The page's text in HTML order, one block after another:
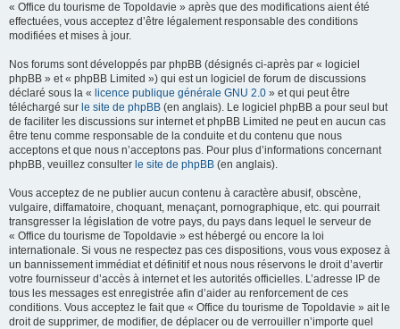
« Office du tourisme de Topoldavie » après que des modifications aient été
effectuées, vous acceptez d’être légalement responsable des conditions
modifiées et mises à jour.
Nos forums sont développés par phpBB (désignés ci-après par « logiciel
phpBB » et « phpBB Limited ») qui est un logiciel de forum de discussions
déclaré sous la « licence publique générale GNU 2.0 » et qui peut être
téléchargé sur le site de phpBB (en anglais). Le logiciel phpBB a pour seul but
de faciliter les discussions sur internet et phpBB Limited ne peut en aucun cas
être tenu comme responsable de la conduite et du contenu que nous
acceptons et que nous n’acceptons pas. Pour plus d’informations concernant
phpBB, veuillez consulter le site de phpBB (en anglais).
Vous acceptez de ne publier aucun contenu à caractère abusif, obscène,
vulgaire, diffamatoire, choquant, menaçant, pornographique, etc. qui pourrait
transgresser la législation de votre pays, du pays dans lequel le serveur de
« Office du tourisme de Topoldavie » est hébergé ou encore la loi
internationale. Si vous ne respectez pas ces dispositions, vous vous exposez à
un bannissement immédiat et définitif et nous nous réservons le droit d’avertir
votre fournisseur d’accès à internet et les autorités officielles. L’adresse IP de
tous les messages est enregistrée afin d’aider au renforcement de ces
conditions. Vous acceptez le fait que « Office du tourisme de Topoldavie » ait le
droit de supprimer, de modifier, de déplacer ou de verrouiller n’importe quel